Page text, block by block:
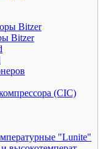
Bitzer
Bitzer
(CIC)
"Lunite"